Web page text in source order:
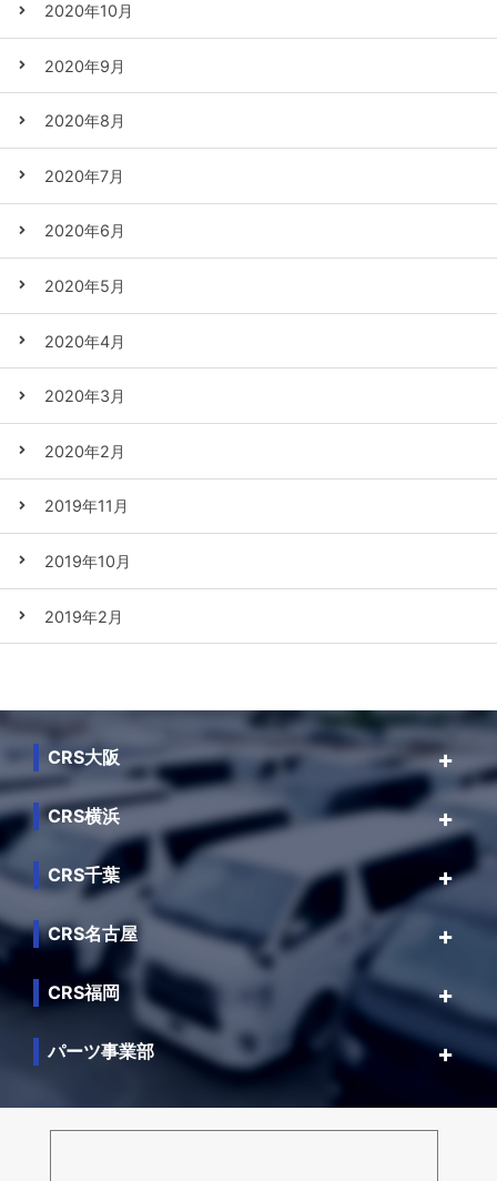
2020年10月
2020年9月
2020年8月
2020年7月
2020年6月
2020年5月
2020年4月
2020年3月
2020年2月
2019年11月
2019年10月
2019年2月
CRS大阪
CRS横浜
CRS千葉
CRS名古屋
CRS福岡
パーツ事業部